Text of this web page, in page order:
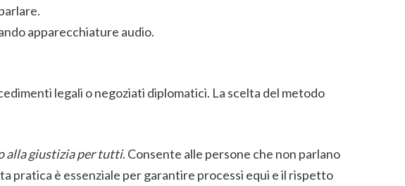
apparecchiature audio.
legali o negoziati diplomatici. La scelta del metodo
alla giustizia per tutti. Consente alle persone che non parlano
pratica è essenziale per garantire processi equi e il rispetto